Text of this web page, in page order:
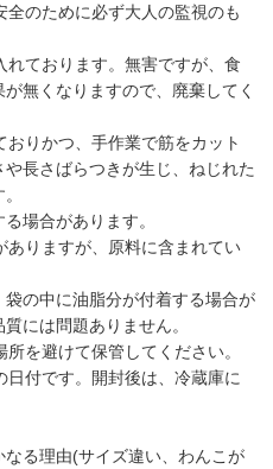
のために必ず大人の監視のも
ております。無害ですが、食
無くなりますので、廃棄してく
りかつ、手作業で筋をカット
長さばらつきが生じ、ねじれた
場合があります。
りますが、原料に含まれてい
の中に油脂分が付着する場合が
には問題ありません。
を避けて保管してください。
付です。開封後は、冷蔵庫に
る理由(サイズ違い、わんこが